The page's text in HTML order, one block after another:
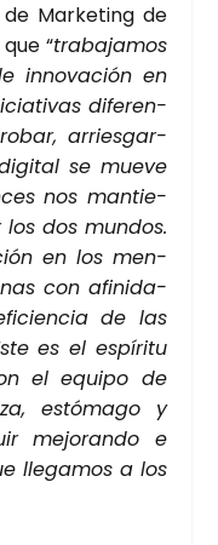
Mar­ke­ting de
“tra­ba­ja­mos
inno­va­ción en
dife­ren­
arries­gar­
se mue­ve
nos man­tie­
dos mun­dos.
en los men­
con afi­ni­da­
de las
es el espí­ri­tu
el equi­po de
estó­ma­go y
mejo­ran­do e
lle­ga­mos a los